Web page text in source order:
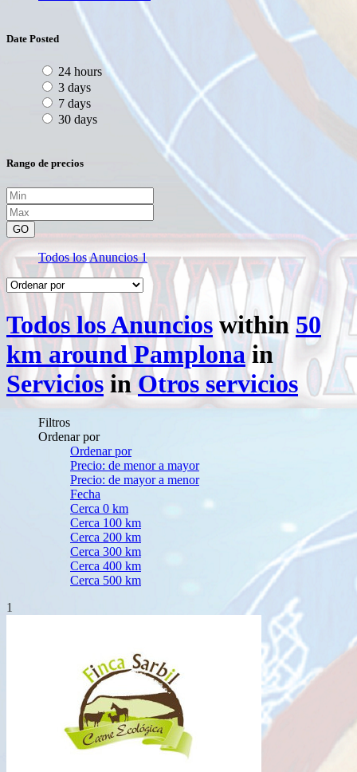
Date Posted
24 hours
3 days
7 days
30 days
Rango de precios
GO
Todos los Anuncios1
Todos los Anuncios within50
km around Pamplonain
Servicios inOtros servicios
Filtros
Ordenar por
Ordenar por
Precio: de menor a mayor
Precio: de mayor a menor
Fecha
Cerca 0 km
Cerca 100 km
Cerca 200 km
Cerca 300 km
Cerca 400 km
Cerca 500 km
1